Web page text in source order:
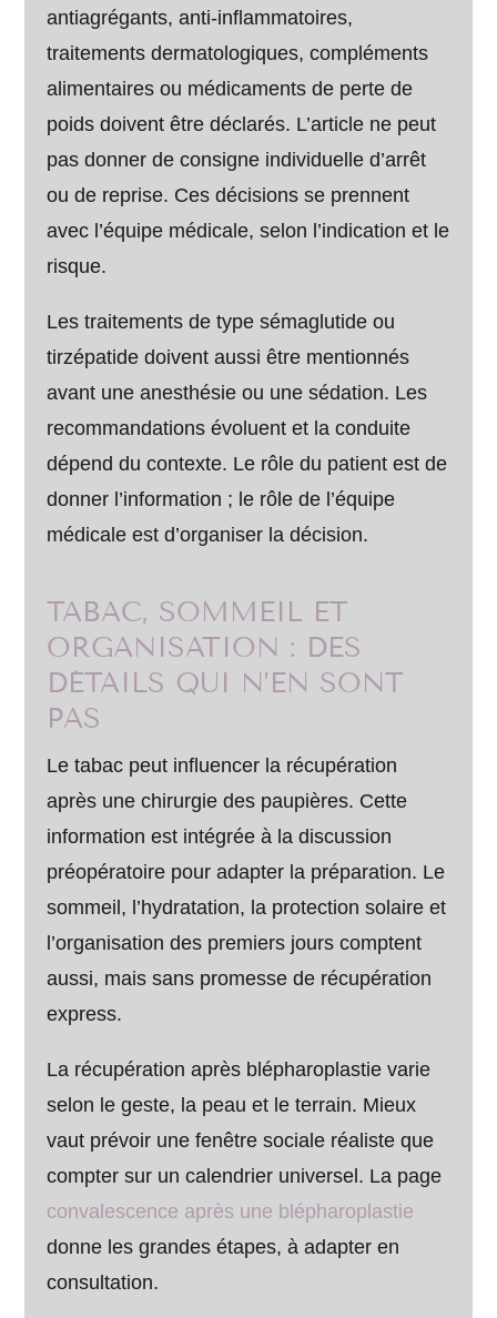
antiagrégants, anti-inflammatoires,
traitements dermatologiques, compléments
alimentaires ou médicaments de perte de
poids doivent être déclarés. L’article ne peut
pas donner de consigne individuelle d’arrêt
ou de reprise. Ces décisions se prennent
avec l’équipe médicale, selon l’indication et le
risque.
Les traitements de type sémaglutide ou
tirzépatide doivent aussi être mentionnés
avant une anesthésie ou une sédation. Les
recommandations évoluent et la conduite
dépend du contexte. Le rôle du patient est de
donner l’information ; le rôle de l’équipe
médicale est d’organiser la décision.
TABAC, SOMMEIL ET
ORGANISATION : DES
DÉTAILS QUI N’EN SONT
PAS
Le tabac peut influencer la récupération
après une chirurgie des paupières. Cette
information est intégrée à la discussion
préopératoire pour adapter la préparation. Le
sommeil, l’hydratation, la protection solaire et
l’organisation des premiers jours comptent
aussi, mais sans promesse de récupération
express.
La récupération après blépharoplastie varie
selon le geste, la peau et le terrain. Mieux
vaut prévoir une fenêtre sociale réaliste que
compter sur un calendrier universel. La page
convalescence après une blépharoplastie
donne les grandes étapes, à adapter en
consultation.